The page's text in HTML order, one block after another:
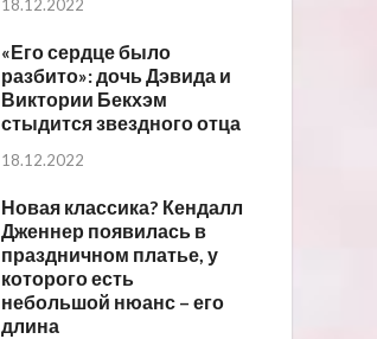
18.12.2022
«Его сердце было
разбито»: дочь Дэвида и
Виктории Бекхэм
стыдится звездного отца
18.12.2022
Новая классика? Кендалл
Дженнер появилась в
праздничном платье, у
которого есть
небольшой нюанс – его
длина